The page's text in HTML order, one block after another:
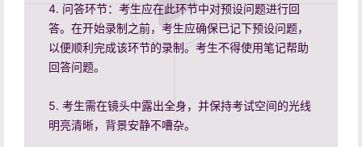
4. 问答环节：考生应在此环节中对预设问题进行回
答。在开始录制之前，考生应确保已记下预设问题，
以便顺利完成该环节的录制。考生不得使用笔记帮助
回答问题。
5. 考生需在镜头中露出全身，并保持考试空间的光线
明亮清晰，背景安静不嘈杂。